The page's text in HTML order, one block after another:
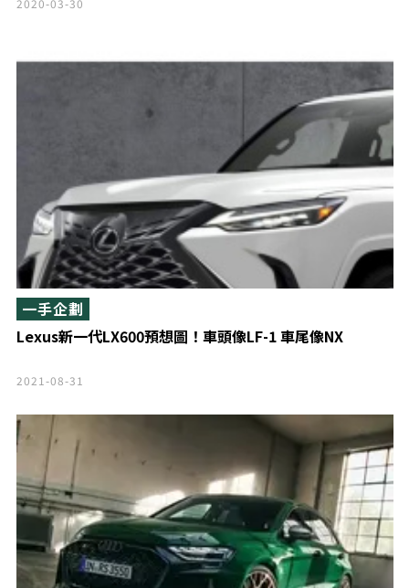
2020-03-30
Lexus新一代LX600預想圖！車頭像LF-1 車尾像NX
一手企劃
2021-08-31